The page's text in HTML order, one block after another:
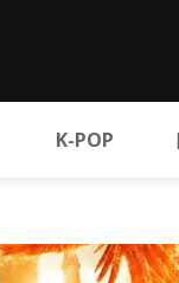
K-POP